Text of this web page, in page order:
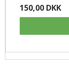
150,00 DKK